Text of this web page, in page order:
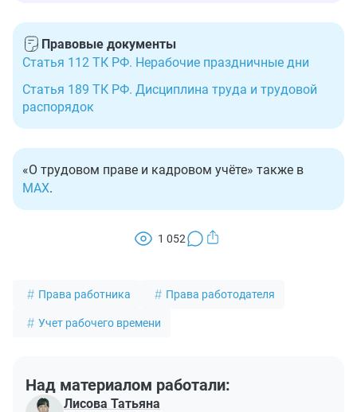
Правовые документы
Статья 112 ТК РФ. Нерабочие праздничные дни
Статья 189 ТК РФ. Дисциплина труда и трудовой
распорядок
«О трудовом праве и кадровом учёте» также в
MAX.
1 052
Права работника Права работодателя
Учет рабочего времени
Над материалом работали:
Лисова Татьяна